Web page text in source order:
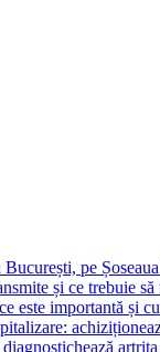
pe
și ce trebuie
este importantă și